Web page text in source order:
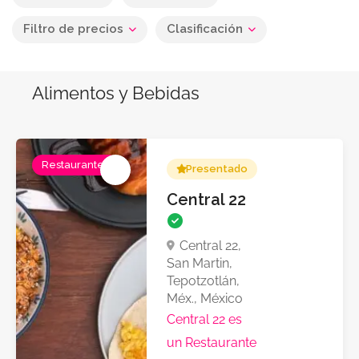
Filtro de precios Clasificación
Alimentos y Bebidas
Restaurantes Presentado
Central 22
Central 22,
San Martin,
Tepotzotlán,
Méx., México
Central 22 es
un Restaurante